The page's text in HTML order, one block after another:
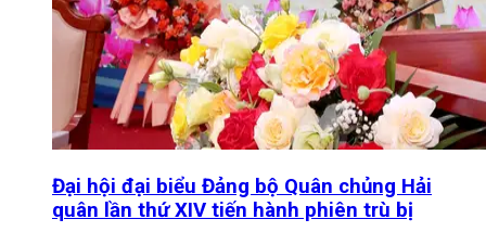
Đại hội đại biểu Đảng bộ Quân chủng Hải
quân lần thứ XIV tiến hành phiên trù bị